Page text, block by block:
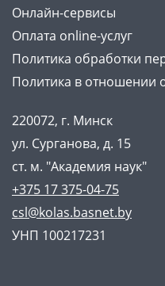
Онлайн-сервисы
Оплата online-услуг
Политика обработки
Политика в отношении
220072, г. Минск
ул. Сурганова, д. 15
ст. м. "Академия наук"
+375 17 375-04-75
csl@kolas.basnet.by
УНП 100217231